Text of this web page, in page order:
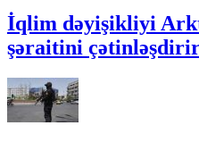
İqlim dəyişikliyi
şəraitini